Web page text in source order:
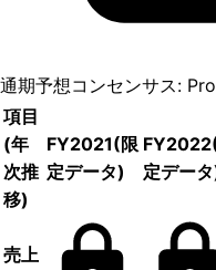
通期予想コンセンサス:
項目
(年
次推
移)
FY2021(限
定データ)
FY2022
定デー
売上